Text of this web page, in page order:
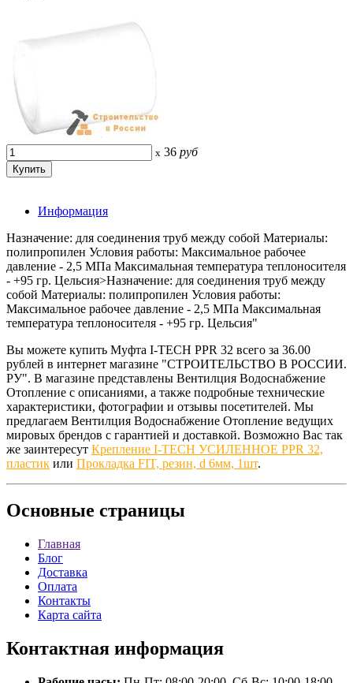
x 36 руб
Информация
Назначение: для соединения труб между собой Материалы:
полипропилен Условия работы: Максимальное рабочее
давление - 2,5 МПа Максимальная температура теплоносителя
- +95 гр. Цельсия>Назначение: для соединения труб между
собой Материалы: полипропилен Условия работы:
Максимальное рабочее давление - 2,5 МПа Максимальная
температура теплоносителя - +95 гр. Цельсия"
Вы можете купить Муфта I-TECH PPR 32 всего за 36.00
рублей в интернет магазине "СТРОИТЕЛЬСТВО В РОССИИ.
РУ". В магазине представлены Вентилция Водоснабжение
Отопление с описаниями, а также подробные технические
характеристики, фотографии и отзывы посетителей. Мы
предлагаем Вентилция Водоснабжение Отопление ведущих
мировых брендов с гарантией и доставкой. Возможно Вас так
же заинтересут Крепление I-TECH УСИЛЕННОЕ PPR 32,
пластик или Прокладка FIT, резин, d 6мм, 1шт.
Основные страницы
Главная
Блог
Доставка
Оплата
Контакты
Карта сайта
Контактная информация